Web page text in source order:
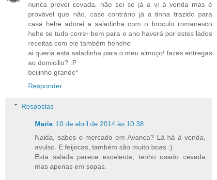
nunca provei cevada. não sei se já a vi à venda mas é
provável que não, caso contrário já a tinha trazido para
casa hehe adorei a saladinha com o broculo romanesco
hehe se tudo correr bem para o ano haverá por estes lados
receitas com ele também hehehe
ai queria esta saladinha para o meu almoço! fazes entregas
ao domicilio? :P
beijinho grande*
Responder
Respostas
Maria 10 de abril de 2014 às 10:38
Naida, sabes o mercado em Avanca? Lá há à venda,
avulso. E feijocas, também são muito boas :)
Esta salada parece excelente, tenho usado cevada
mas apenas em sopas.